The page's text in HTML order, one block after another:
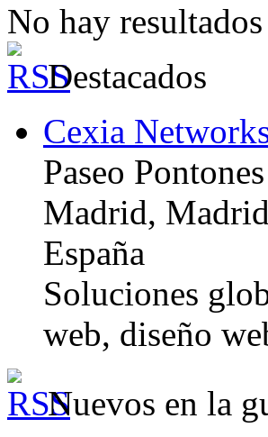
No hay resultados
Destacados
Cexia
Paseo
Madrid,
España
Soluciones
web, diseño
Nuevos en la